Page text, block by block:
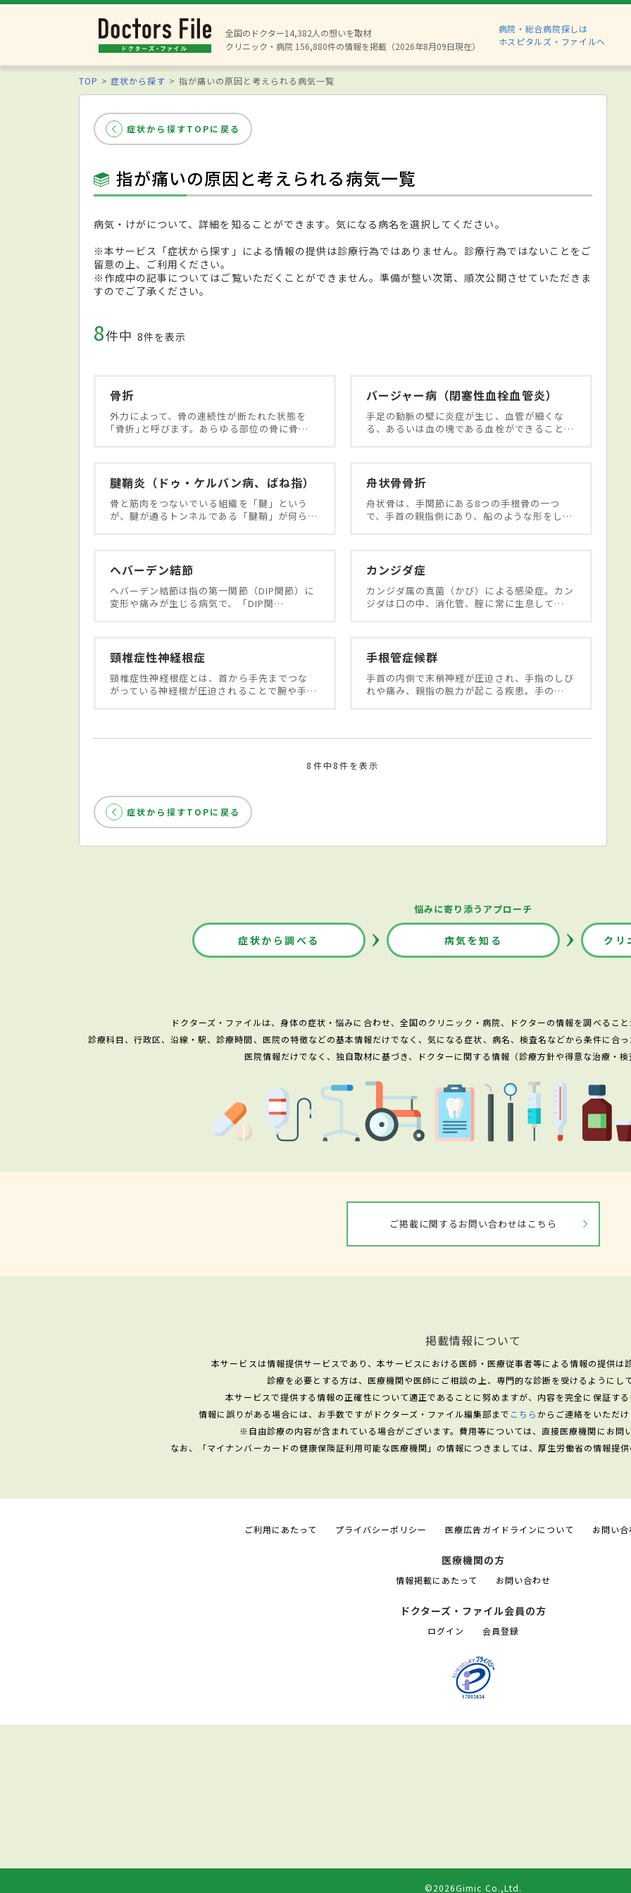
全国のドクター14,382人の想いを取材
クリニック・病院 156,880件の情報を掲載（2026年8月09日現在）
病院・総合病院探しは
ホスピタルズ・ファイルへ
TOP 症状から探す 指が痛いの原因と考えられる病気一覧
症状から探すTOPに戻る
指が痛いの原因と考えられる病気一覧
病気・けがについて、詳細を知ることができます。気になる病名を選択してください。
※本サービス「症状から探す」による情報の提供は診療行為ではありません。診療行為ではないことをご
留意の上、ご利用ください。
※作成中の記事についてはご覧いただくことができません。準備が整い次第、順次公開させていただきま
すのでご了承ください。
8件中 8件を表示
骨折
外力によって、骨の連続性が断たれた状態を
｢骨折｣と呼びます。あらゆる部位の骨に骨…
バージャー病（閉塞性血栓血管炎）
手足の動脈の壁に炎症が生じ、血管が細くな
る、あるいは血の塊である血栓ができること…
腱鞘炎（ドゥ・ケルバン病、ばね指）
骨と筋肉をつないでいる組織を「腱」という
が、腱が通るトンネルである「腱鞘」が何ら…
舟状骨骨折
舟状骨は、手関節にある8つの手根骨の一つ
で、手首の親指側にあり、船のような形をし…
ヘバーデン結節
へバーデン結節は指の第一関節（DIP関節）に
変形や痛みが生じる病気で、「DIP関…
カンジダ症
カンジダ属の真菌（かび）による感染症。カン
ジダは口の中、消化管、腟に常に生息して…
頸椎症性神経根症
頸椎症性神経根症とは、首から手先までつな
がっている神経根が圧迫されることで腕や手…
手根管症候群
手首の内側で末梢神経が圧迫され、手指のしび
れや痛み、親指の脱力が起こる疾患。手の…
8件中8件を表示
症状から探すTOPに戻る
悩みに寄り添うアプローチ
症状から調べる 病気を知る クリ
ドクターズ・ファイルは、身体の症状・悩みに合わせ、全国のクリニック・病院、ドクターの情報を調べること
診療科目、行政区、沿線・駅、診療時間、医院の特徴などの基本情報だけでなく、気になる症状、病名、検査名などから条件に合
医院情報だけでなく、独自取材に基づき、ドクターに関する情報（診療方針や得意な治療・検
ご掲載に関するお問い合わせはこちら
掲載情報について
本サービスは情報提供サービスであり、本サービスにおける医師・医療従事者等による情報の提供は
診療を必要とする方は、医療機関や医師にご相談の上、専門的な診断を受けるようにし
本サービスで提供する情報の正確性について適正であることに努めますが、内容を完全に保証する
情報に誤りがある場合には、お手数ですがドクターズ・ファイル編集部まで こちら からご連絡をいただけ
※自由診療の内容が含まれている場合がございます。費用等については、直接医療機関にお問
なお、「マイナンバーカードの健康保険証利用可能な医療機関」の情報につきましては、厚生労働省の情報提供
ご利用にあたって プライバシーポリシー 医療広告ガイドラインについて お問い合
医療機関の方
情報掲載にあたって お問い合わせ
ドクターズ・ファイル会員の方
ログイン 会員登録
©2026Gimic Co.,Ltd.